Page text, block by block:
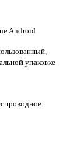
Android
упаковке